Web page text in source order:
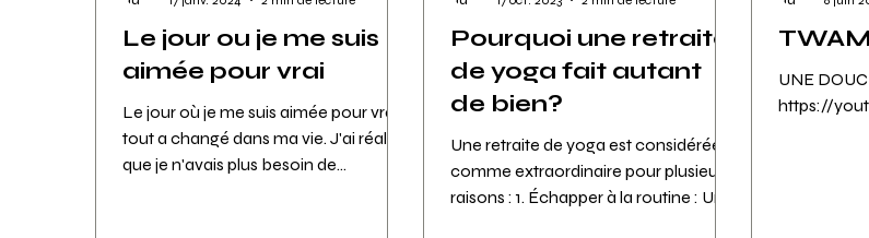
Le jour ou je me suis
aimée pour vrai
Le jour où je me suis aimée pour vrai,
tout a changé dans ma vie. J'ai réalisé
que je n'avais plus besoin de
Pourquoi une retraite
de yoga fait autant
de bien?
Une retraite de yoga est considérée
comme extraordinaire pour plusieurs
raisons : 1. Échapper à la routine : Une
UNE
https://